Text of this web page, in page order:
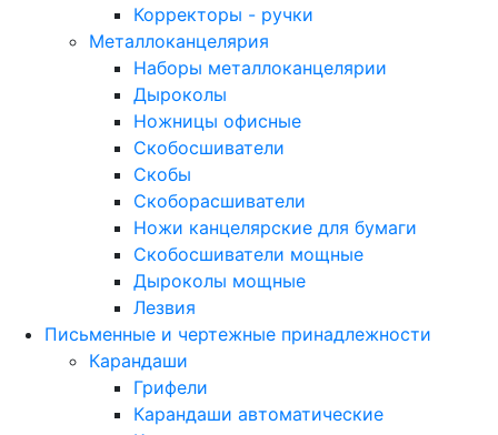
Корректоры - ручки
Металлоканцелярия
Наборы металлоканцелярии
Дыроколы
Ножницы офисные
Скобосшиватели
Скобы
Скоборасшиватели
Ножи канцелярские для бумаги
Скобосшиватели мощные
Дыроколы мощные
Лезвия
Письменные и чертежные принадлежности
Карандаши
Грифели
Карандаши автоматические